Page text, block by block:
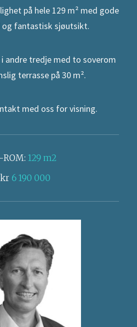
på hele 129 m² med gode
fantastisk sjøutsikt.
andre tredje med to soverom
terrasse på 30 m².
med oss for visning.
ROM: 129 m2
kr 6 190 000